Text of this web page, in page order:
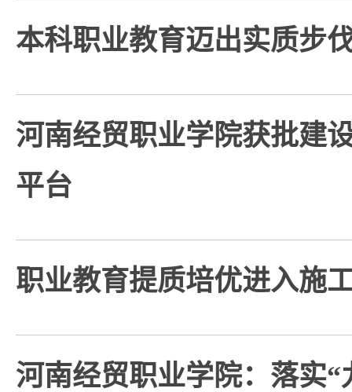
本科职业教育迈出实质步
河南经贸职业学院获批建
平台
职业教育提质培优进入施
河南经贸职业学院：落实“